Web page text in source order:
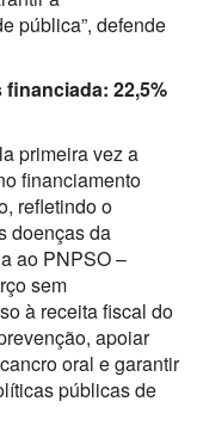
pública”, defende
22,5%
primeira vez a
financiamento
refletindo o
doenças da
ao PNPSO –
sem
à receita fiscal do
apoiar
oral e garantir
públicas de